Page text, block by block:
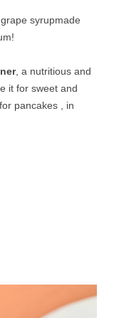
syrupmade
, a nutritious and
it for sweet and
pancakes , in